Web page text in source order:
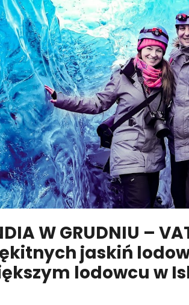
W GRUDNIU –
jaskiń
lodowcu w